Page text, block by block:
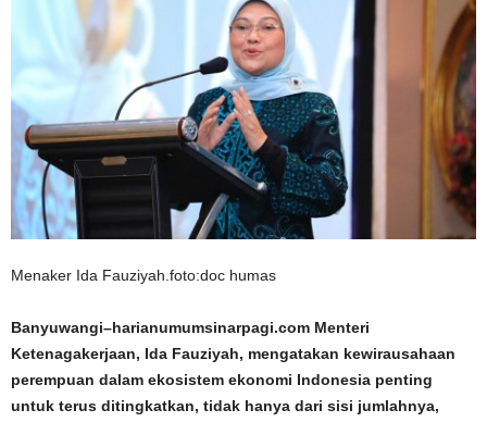
Menaker Ida Fauziyah.foto:doc humas
Banyuwangi–harianumumsinarpagi.com Menteri
Ketenagakerjaan, Ida Fauziyah, mengatakan kewirausahaan
perempuan dalam ekosistem ekonomi Indonesia penting
untuk terus ditingkatkan, tidak hanya dari sisi jumlahnya,